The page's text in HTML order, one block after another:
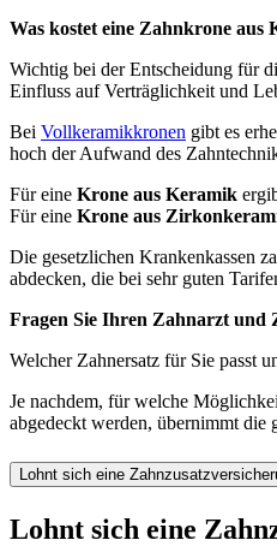
Was kostet eine Zahnkrone
Wichtig bei der Entscheidung für
Einfluss auf Verträglichkeit und
Bei Vollkeramikkronen gibt es
hoch der Aufwand des
Für eine Krone aus Keramik
Für eine Krone aus
Die gesetzlichen Krankenkassen
abdecken, die bei sehr guten
Fragen Sie Ihren Zahnarzt und
Welcher Zahnersatz für Sie passt
Je nachdem, für welche
abgedeckt werden, übernimmt die
Lohnt sich eine
Lohnt sich eine